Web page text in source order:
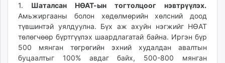
1. Шаталсан НӨАТ-ын тогтолцоог нэвтрүүлэх.
Амьжиргааны болон хөдөлмөрийн хөлсний доод
түвшинтэй уялдуулна. Бүх аж ахуйн нэгжийг НӨАТ
төлөгчөөр бүртгүүлэх шаардлагатай байна. Иргэн бүр
500 мянган төгрөгийн эхний худалдан авалтын
буцаалтыг 100% авдаг байх, 500-800 мянган